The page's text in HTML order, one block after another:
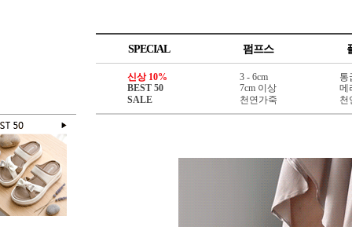
SPECIAL 펌프스
신상 10%
BEST 50
SALE
3 - 6cm
7cm 이상
천연가죽
통
메
천